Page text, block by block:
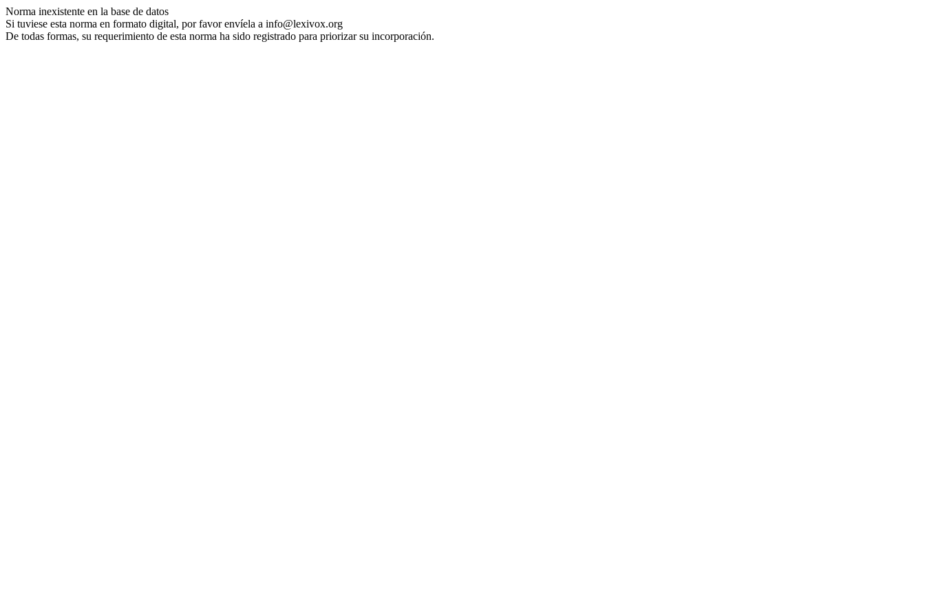
Norma inexistente en la base de datos
Si tuviese esta norma en formato digital, por favor envíela a info@lexivox.org
De todas formas, su requerimiento de esta norma ha sido registrado para priorizar su incorporación.